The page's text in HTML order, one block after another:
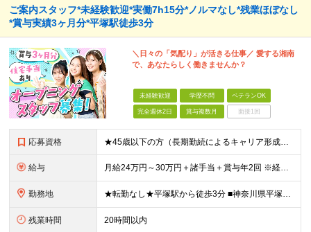
ご案内スタッフ*未経験歓迎*実働7h15分*ノルマなし*残業ほぼなし
*賞与実績3ヶ月分*平塚駅徒歩3分
＼日々の「気配り」が活きる仕事／ 愛する湘南
で、あなたらしく働きませんか？
未経験歓迎 学歴不問 ベテランOK
完全週休2日 賞与複数月 面接1回
応募資格 ★45歳以下の方（長期勤続によるキャリア形成のため） ★完全未経験の方、大歓迎！ ■未経験、ブランクのある方の社会復帰も応援します ※学歴不問 ＼こんな方にピッタリの職場です！／ ◎日常的にスマー
給与 月給24万円～30万円＋諸手当＋賞与年2回 ※経験やスキルを最大限考慮して給与を決定 ※試用期間3ヶ月（その間の待遇に差異はありません） ※月給額は経験・スキルを考慮の上、決定します。 ※残業代は退
勤務地 ★転勤なし★平塚駅から徒歩3分 ■神奈川県平塚市宝町3-1 平塚MNビル1階 ＜平塚ってどんな街？7つの魅力をご紹介します＞ ■海まで徒歩圏内で、湘南の潮風を感じながら過ごせる ■目の前の駅ビル「ラ
残業時間 20時間以内